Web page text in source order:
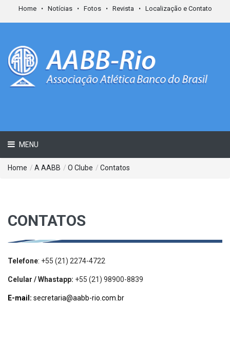
Home Notícias Fotos Revista Localização e Contato
MENU
Home / A AABB / O Clube / Contatos
CONTATOS
Telefone: +55 (21) 2274-4722
Celular / Whastapp: +55 (21) 98900-8839
E-mail: secretaria@aabb-rio.com.br